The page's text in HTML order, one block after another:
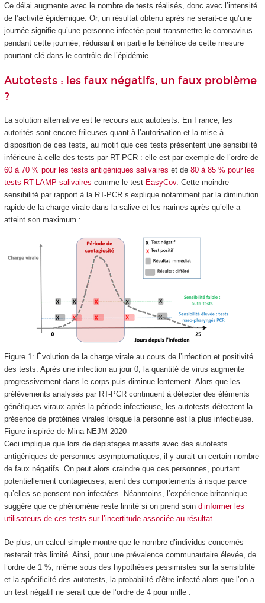
Ce délai augmente avec le nombre de tests réalisés, donc avec l’intensité
de l’activité épidémique. Or, un résultat obtenu après ne serait-ce qu’une
journée signifie qu’une personne infectée peut transmettre le coronavirus
pendant cette journée, réduisant en partie le bénéfice de cette mesure
pourtant clé dans le contrôle de l’épidémie.
Autotests : les faux négatifs, un faux problème
?
La solution alternative est le recours aux autotests. En France, les
autorités sont encore frileuses quant à l’autorisation et la mise à
disposition de ces tests, au motif que ces tests présentent une sensibilité
inférieure à celle des tests par RT-PCR : elle est par exemple de l’ordre de
60 à 70 % pour les tests antigéniques salivaires et de 80 à 85 % pour les
tests RT-LAMP salivaires comme le test EasyCov. Cette moindre
sensibilité par rapport à la RT-PCR s’explique notamment par la diminution
rapide de la charge virale dans la salive et les narines après qu’elle a
atteint son maximum :
Figure 1: Évolution de la charge virale au cours de l’infection et positivité
des tests. Après une infection au jour 0, la quantité de virus augmente
progressivement dans le corps puis diminue lentement. Alors que les
prélèvements analysés par RT-PCR continuent à détecter des éléments
génétiques viraux après la période infectieuse, les autotests détectent la
présence de protéines virales lorsque la personne est la plus infectieuse.
Figure inspirée de Mina NEJM 2020
Ceci implique que lors de dépistages massifs avec des autotests
antigéniques de personnes asymptomatiques, il y aurait un certain nombre
de faux négatifs. On peut alors craindre que ces personnes, pourtant
potentiellement contagieuses, aient des comportements à risque parce
qu’elles se pensent non infectées. Néanmoins, l’expérience britannique
suggère que ce phénomène reste limité si on prend soin d’informer les
utilisateurs de ces tests sur l’incertitude associée au résultat.
De plus, un calcul simple montre que le nombre d’individus concernés
resterait très limité. Ainsi, pour une prévalence communautaire élevée, de
l’ordre de 1 %, même sous des hypothèses pessimistes sur la sensibilité
et la spécificité des autotests, la probabilité d’être infecté alors que l’on a
un test négatif ne serait que de l’ordre de 4 pour mille :